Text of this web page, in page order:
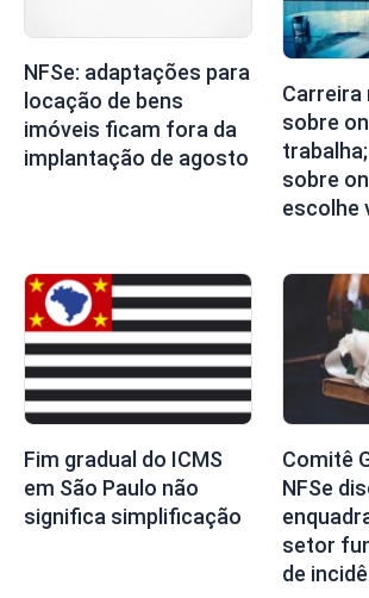
NFSe: adaptações para
locação de bens
imóveis ficam fora da
implantação de agosto
Carreira
sobre
sobre
escolhe
Fim gradual do ICMS
em São Paulo não
significa simplificação
Comitê
NFSe
setor
de